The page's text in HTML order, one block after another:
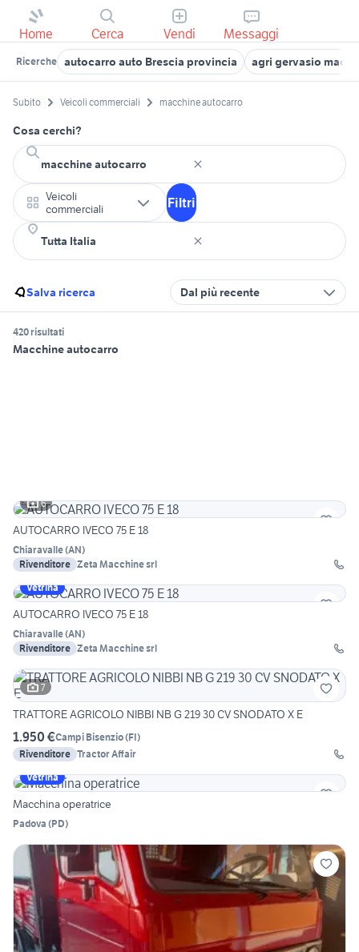
Home Cerca Vendi Messaggi
Ricerche autocarro auto Brescia provincia agri gervasio
Subito Veicoli commerciali macchine autocarro
Cosa cerchi?
Veicoli
commerciali
Filtri
Salva ricerca Dal più recente
420 risultati
Macchine autocarro
6
AUTOCARRO IVECO 75 E 18
Chiaravalle(AN)
Rivenditore Zeta Macchine srl
Vetrina
AUTOCARRO IVECO 75 E 18
Chiaravalle(AN)
Rivenditore Zeta Macchine srl
7
TRATTORE AGRICOLO NIBBI NB G 219 30 CV SNODATO X E
1.950 €Campi Bisenzio(FI)
Rivenditore Tractor Affair
Vetrina
Macchina operatrice
Padova (PD)